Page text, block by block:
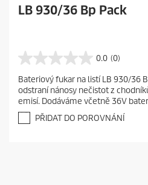
LB 930/36 Bp Pack
0.0 (0)
0
.
0
z
5
Bateriový fukar na listí LB 930/36
odstraní nánosy nečistot z
emisí. Dodáváme včetně 36V
PŘIDAT DO POROVNÁNÍ